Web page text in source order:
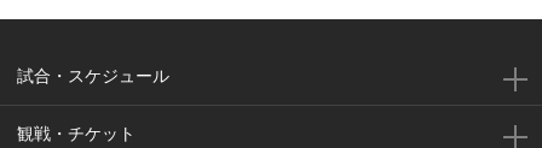
試合・スケジュール
観戦・チケット